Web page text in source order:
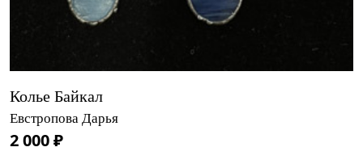
Колье Байкал
Евстропова Дарья
2 000 ₽